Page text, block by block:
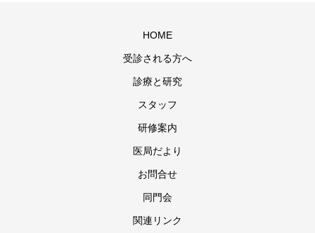
HOME
受診される方へ
診療と研究
スタッフ
研修案内
医局だより
お問合せ
同門会
関連リンク